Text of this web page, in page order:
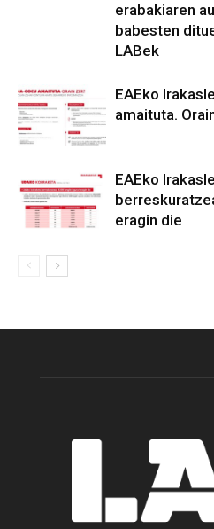
erabakiaren
babesten
LABek
EAEko
amaituta.
EAEko
eragin die